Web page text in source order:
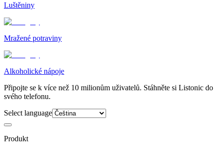
Luštěniny
Mražené potraviny
Alkoholické nápoje
Připojte se k více než 10 milionům uživatelů. Stáhněte si Listonic do
svého telefonu.
Select language
Produkt